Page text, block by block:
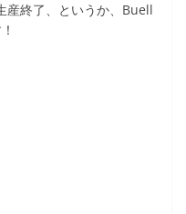
産終了、というか、Buell